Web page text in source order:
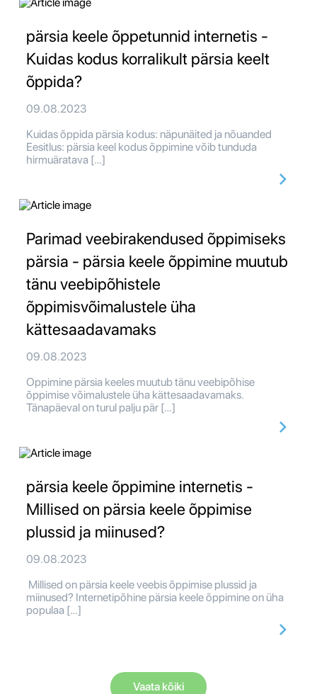
pärsia keele õppetunnid internetis -
Kuidas kodus korralikult pärsia keelt
õppida?
09.08.2023
Kuidas õppida pärsia kodus: näpunäited ja nõuanded
Eesitlus: pärsia keel kodus õppimine võib tunduda
hirmuäratava […]
Parimad veebirakendused õppimiseks
pärsia - pärsia keele õppimine muutub
tänu veebipõhistele
õppimisvõimalustele üha
kättesaadavamaks
09.08.2023
Oppimine pärsia keeles muutub tänu veebipõhise
õppimise võimalustele üha kättesaadavamaks.
Tänapäeval on turul palju pär […]
pärsia keele õppimine internetis -
Millised on pärsia keele õppimise
plussid ja miinused?
09.08.2023
Millised on pärsia keele veebis õppimise plussid ja
miinused? Internetipõhine pärsia keele õppimine on üha
populaa […]
Vaata kõiki